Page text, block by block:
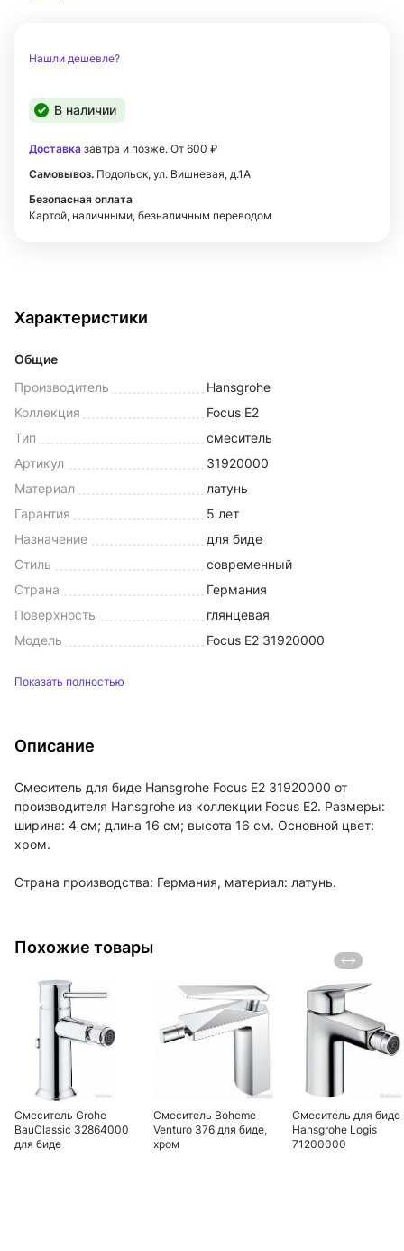
Нашли дешевле?
В наличии
Доставка завтра и позже. От 600 ₽
Самовывоз. Подольск, ул. Вишневая, д.1А
Безопасная оплата
Картой, наличными, безналичным переводом
Характеристики
Общие
Производитель
Hansgrohe
Коллекция
Focus E2
Тип
смеситель
Артикул
31920000
Материал
латунь
Гарантия
5 лет
Назначение
для биде
Стиль
современный
Страна
Германия
Поверхность
глянцевая
Модель
Focus E2 31920000
Показать полностью
Описание
Смеситель для биде Hansgrohe Focus E2 31920000 от
производителя Hansgrohe из коллекции Focus E2. Размеры:
ширина: 4 см; длина 16 см; высота 16 см. Основной цвет:
хром.
Страна производства: Германия, материал: латунь.
Похожие товары
Смеситель Grohe
BauClassic 32864000
для биде
Смеситель Boheme
Venturo 376 для биде,
хром
Смеситель для биде
Hansgrohe Logis
71200000